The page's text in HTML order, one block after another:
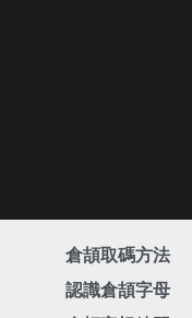
倉頡取碼方法
認識倉頡字母